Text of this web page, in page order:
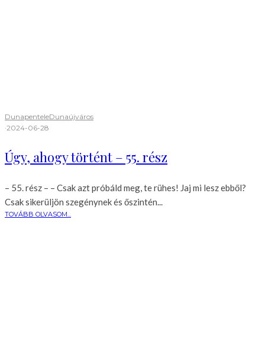
DunapenteleDunaújváros
·2024-06-28
Úgy, ahogy történt – 55. rész
– 55. rész – – Csak azt próbáld meg, te rühes! Jaj mi lesz ebből?
Csak sikerüljön szegénynek és őszintén...
TOVÁBB OLVASOM...